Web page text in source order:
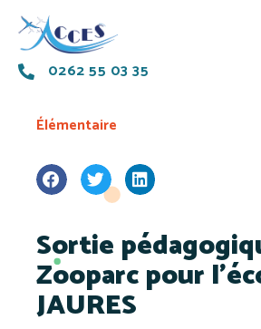
0262 55 03 35
Élémentaire
Sortie
Zooparc pour
JAURES